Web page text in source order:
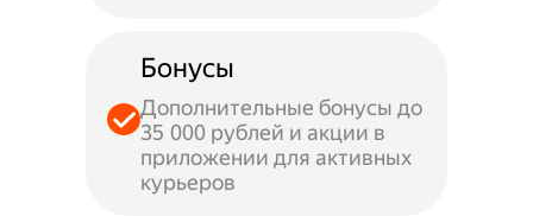
Бонусы
Дополнительные бонусы до
35 000 рублей и акции в
приложении для активных
курьеров